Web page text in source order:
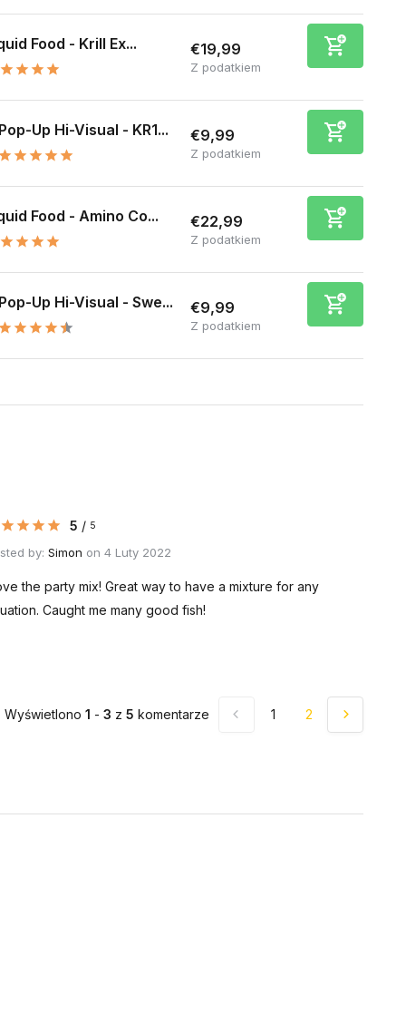
Food - Krill Ex... €19,99
Z podatkiem
Up Hi-Visual - KR1... €9,99
Z podatkiem
Food - Amino Co... €22,99
Z podatkiem
Up Hi-Visual - Swe... €9,99
Z podatkiem
5 / 5
by:Simon on 4 Luty 2022
the party mix! Great way to have a mixture for any
Caught me many good fish!
Wyświetlono 1 - 3 z 5 komentarze 1 2